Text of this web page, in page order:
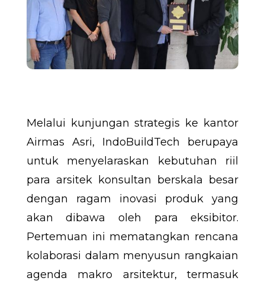
Melalui kunjungan strategis ke kantor
Airmas Asri, IndoBuildTech berupaya
untuk menyelaraskan kebutuhan riil
para arsitek konsultan berskala besar
dengan ragam inovasi produk yang
akan dibawa oleh para eksibitor.
Pertemuan ini mematangkan rencana
kolaborasi dalam menyusun rangkaian
agenda makro arsitektur, termasuk